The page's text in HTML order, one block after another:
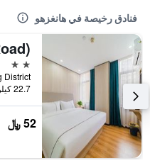
فنادق رخيصة في هانغزهو
2 نجمتين
22.7 كيلومتر عن وسط المدينة
52 ﷼